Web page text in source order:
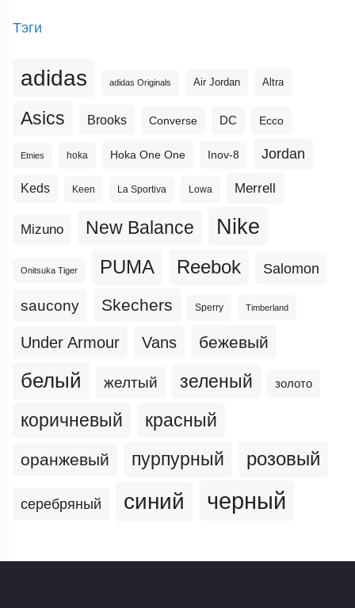
Тэги
adidas adidas Originals Air Jordan Altra
Asics Brooks Converse DC Ecco
Etnies hoka Hoka One One Inov-8 Jordan
Keds Keen La Sportiva Lowa Merrell
Mizuno New Balance Nike
Onitsuka Tiger PUMA Reebok Salomon
saucony Skechers Sperry Timberland
Under Armour Vans бежевый
белый желтый зеленый золото
коричневый красный
оранжевый пурпурный розовый
серебряный синий черный